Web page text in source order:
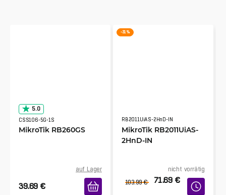
5.0
CSS106-5G-1S
MikroTik RB260GS
auf Lager
39.69 €
-31 %
RB2011UiAS-2HnD-IN
MikroTik RB2011UiAS-
2HnD-IN
nicht vorrätig
103.99 € 71.69 €